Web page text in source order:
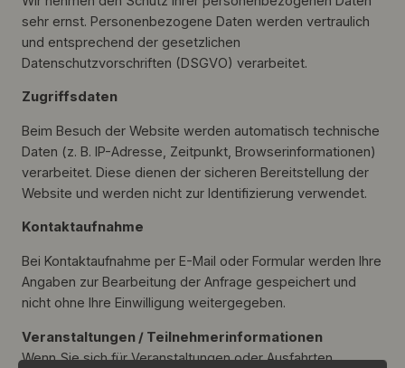
sehr ernst. Personenbezogene Daten werden vertraulich
und entsprechend der gesetzlichen
Datenschutzvorschriften (DSGVO) verarbeitet.
Zugriffsdaten
Beim Besuch der Website werden automatisch technische
Daten (z. B. IP-Adresse, Zeitpunkt, Browserinformationen)
verarbeitet. Diese dienen der sicheren Bereitstellung der
Website und werden nicht zur Identifizierung verwendet.
Kontaktaufnahme
Bei Kontaktaufnahme per E-Mail oder Formular werden Ihre
Angaben zur Bearbeitung der Anfrage gespeichert und
nicht ohne Ihre Einwilligung weitergegeben.
Veranstaltungen / Teilnehmerinformationen
Wenn Sie sich für Veranstaltungen oder Ausfahrten